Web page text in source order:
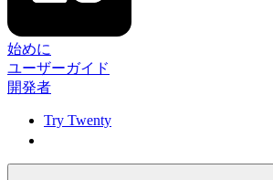
始めに
ユーザーガイド
開発者
Try Twenty